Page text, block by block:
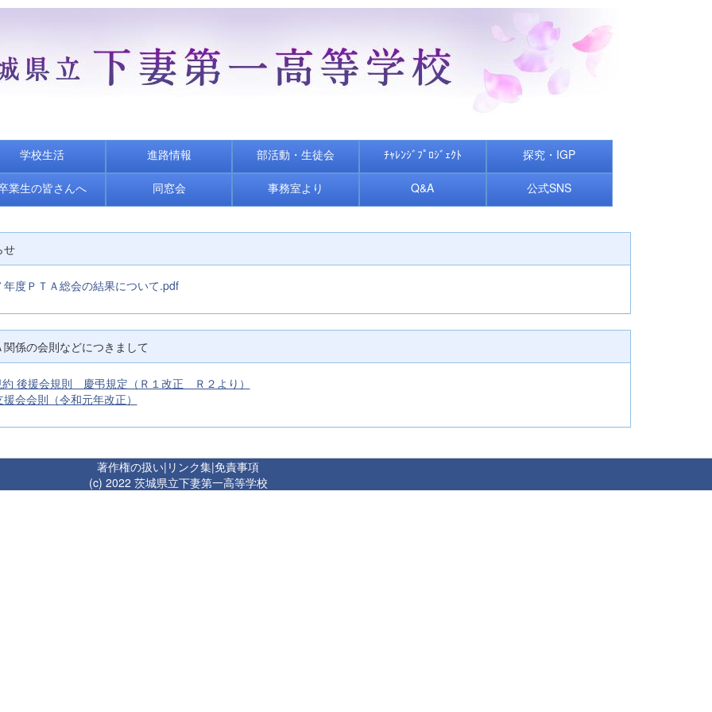
学校生活 進路情報 部活動・生徒会 ﾁｬﾚﾝｼﾞﾌﾟﾛｼﾞｪｸﾄ 探究・IGP
業生の皆さんへ 同窓会 事務室より Q&A 公式SNS
せ
年度ＰＴＡ総会の結果について.pdf
関係の会則などにつきまして
約 後援会規則 慶弔規定（Ｒ１改正 Ｒ２より）
会会則（令和元年改正）
著作権の扱い| リンク集|免責事項
(c) 2022 茨城県立下妻第一高等学校